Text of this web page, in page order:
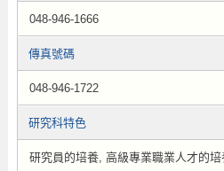
048-946-1666
傳真號碼
048-946-1722
研究科特色
研究員的培養, 高級專業職業人才的培